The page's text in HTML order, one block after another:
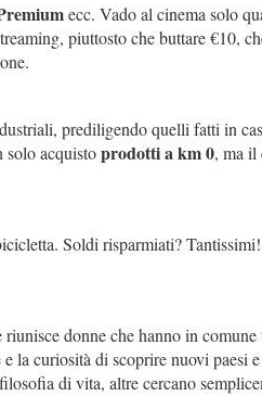
ecc. Vado al cinema solo
piuttosto che buttare €10,
prediligendo quelli fatti in
solo acquistoprodotti a km 0, ma il
Soldi risparmiati?
riunisce donne che hanno in comune
la curiosità di scoprire nuovi paesi
di vita, altre cercano